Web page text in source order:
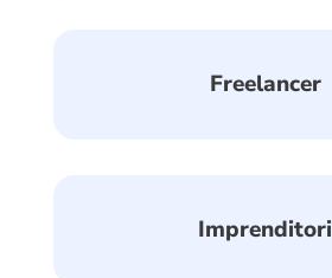
Freelancer
Imprenditori